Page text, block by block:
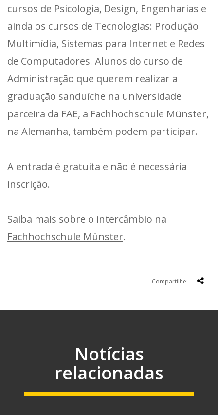
cursos de Psicologia, Design, Engenharias e
ainda os cursos de Tecnologias: Produção
Multimídia, Sistemas para Internet e Redes
de Computadores. Alunos do curso de
Administração que querem realizar a
graduação sanduíche na universidade
parceira da FAE, a Fachhochschule Münster,
na Alemanha, também podem participar.
A entrada é gratuita e não é necessária
inscrição.
Saiba mais sobre o intercâmbio na
Fachhochschule Münster.
Compartilhe:
Notícias
relacionadas